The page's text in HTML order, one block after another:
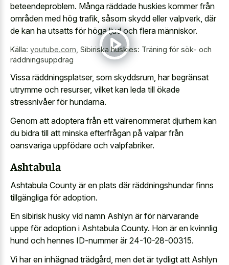
beteendeproblem. Många räddade huskies kommer från
områden med hög trafik, såsom skydd eller valpverk, där
de kan ha utsatts för höga ljud och flera människor.
Källa: youtube.com Sibiriska huskies: Träning för sök- och
räddningsuppdrag
Vissa räddningsplatser, som skyddsrum, har begränsat
utrymme och resurser, vilket kan leda till ökade
stressnivåer för hundarna.
Genom att adoptera från ett välrenommerat djurhem kan
du bidra till att minska efterfrågan på valpar från
oansvariga uppfödare och valpfabriker.
Ashtabula
Ashtabula County är en plats där räddningshundar finns
tillgängliga för adoption.
En sibirisk husky vid namn Ashlyn är för närvarande
uppe för adoption i Ashtabula County. Hon är en kvinnlig
hund och hennes ID-nummer är 24-10-28-00315.
Vi har en inhägnad trädgård, men det är tydligt att Ashlyn